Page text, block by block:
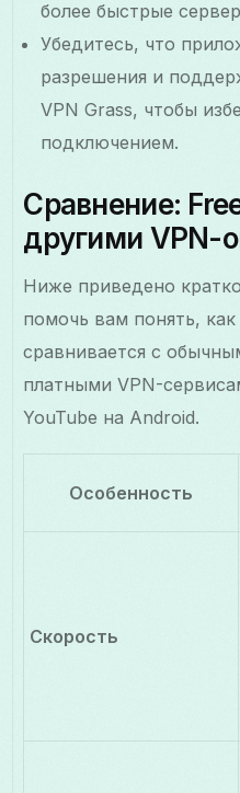
более быстрые
Убедитесь, что
разрешения и
VPN Grass, чтобы
подключением.
Сравнение:
другими VPN-
Ниже приведено
помочь вам понять, как
сравнивается с
платными VPN-
YouTube на Android.
Особенность
Скорость